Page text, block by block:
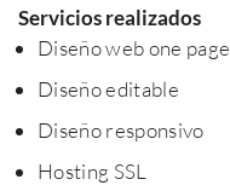
Servicios realizados
Diseño web one page
Diseño editable
Diseño responsivo
Hosting SSL